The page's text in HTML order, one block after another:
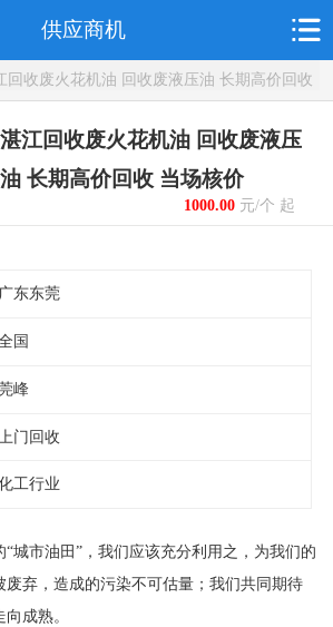
供应商机
回收废火花机油 回收废液压油 长期高价回收
湛江回收废火花机油 回收废液压
油 长期高价回收 当场核价
1000.00元/个 起
广东东莞
国
峰
上门回收
工行业
“城市油田”，我们应该充分利用之，为我们的
废弃，造成的污染不可估量；我们共同期待
成熟。